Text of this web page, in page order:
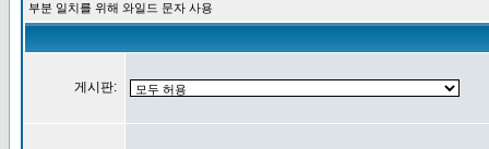
부분 일치를 위해 와일드 문자 사용
게시판: